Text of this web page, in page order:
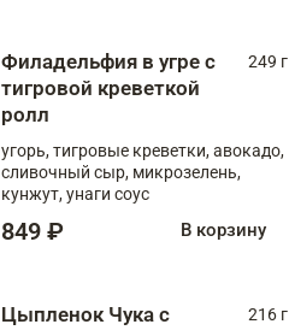
Филадельфия в угре с
тигровой креветкой
ролл
249 г
угорь, тигровые креветки, авокадо,
сливочный сыр, микрозелень,
кунжут, унаги соус
849 ₽ В корзину
Цыпленок Чука с
216 г